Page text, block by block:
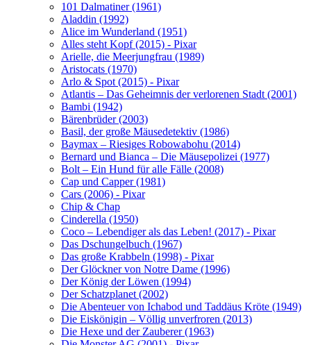
101 Dalmatiner (1961)
Aladdin (1992)
Alice im Wunderland (1951)
Alles steht Kopf (2015) - Pixar
Arielle, die Meerjungfrau (1989)
Aristocats (1970)
Arlo & Spot (2015) - Pixar
Atlantis – Das Geheimnis der verlorenen Stadt (2001)
Bambi (1942)
Bärenbrüder (2003)
Basil, der große Mäusedetektiv (1986)
Baymax – Riesiges Robowabohu (2014)
Bernard und Bianca – Die Mäusepolizei (1977)
Bolt – Ein Hund für alle Fälle (2008)
Cap und Capper (1981)
Cars (2006) - Pixar
Chip & Chap
Cinderella (1950)
Coco – Lebendiger als das Leben! (2017) - Pixar
Das Dschungelbuch (1967)
Das große Krabbeln (1998) - Pixar
Der Glöckner von Notre Dame (1996)
Der König der Löwen (1994)
Der Schatzplanet (2002)
Die Abenteuer von Ichabod und Taddäus Kröte (1949)
Die Eiskönigin – Völlig unverfroren (2013)
Die Hexe und der Zauberer (1963)